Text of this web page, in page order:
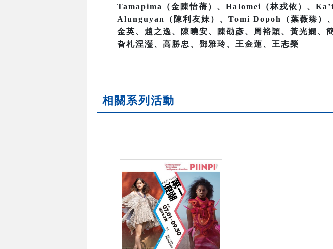
Tamapima（金陳怡蒨）、Halomei（林戎依）、
Alunguyan（陳利友妹）、Tomi Dopoh（葉薇臻
金英、趙之逸、陳曉安、陳劭彥、周裕穎、黃光嫻、
旮札涅灆、高勝忠、鄧雅玲、王金蓮、王志榮
相關系列活動